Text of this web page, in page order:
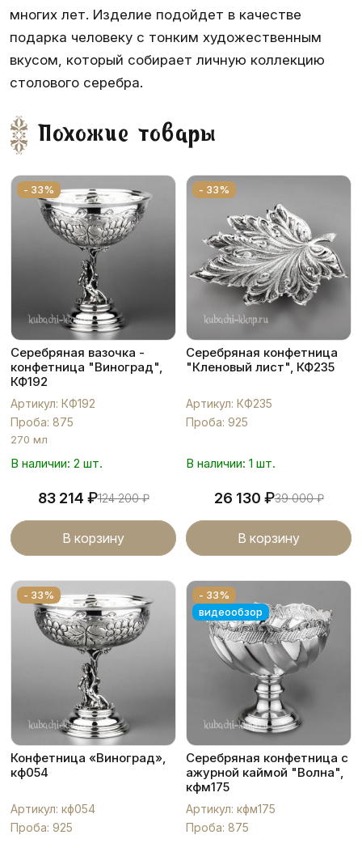
многих лет. Изделие подойдет в качестве
подарка человеку с тонким художественным
вкусом, который собирает личную коллекцию
столового серебра.
Похожие товары
- 33%
Серебряная вазочка -
конфетница "Виноград",
КФ192
Артикул: КФ192
Проба: 875
270 мл
В наличии: 2 шт.
83 214 ₽124 200₽
В корзину
- 33%
Серебряная конфетница
"Кленовый лист", КФ235
Артикул: КФ235
Проба: 925
В наличии: 1 шт.
26 130 ₽39 000₽
В корзину
- 33%
Конфетница «Виноград»,
кф054
Артикул: кф054
Проба: 925
- 33%
видеообзор
Серебряная конфетница с
ажурной каймой "Волна",
кфм175
Артикул: кфм175
Проба: 875